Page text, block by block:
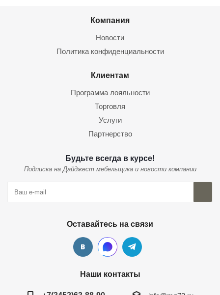
Компания
Новости
Политика конфиденциальности
Клиентам
Программа лояльности
Торговля
Услуги
Партнерство
Будьте всегда в курсе!
Подписка на Дайджест мебельщика и новости компании
Оставайтесь на связи
Наши контакты